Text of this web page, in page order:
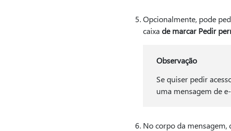
Opcionalmente, pode
caixa de marcar Pedir
Observação
Se quiser pedir
uma mensagem de
No corpo da